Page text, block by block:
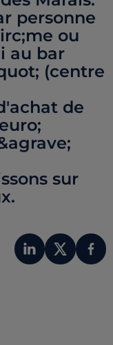
personne
ou
au bar
(centre
de
sur